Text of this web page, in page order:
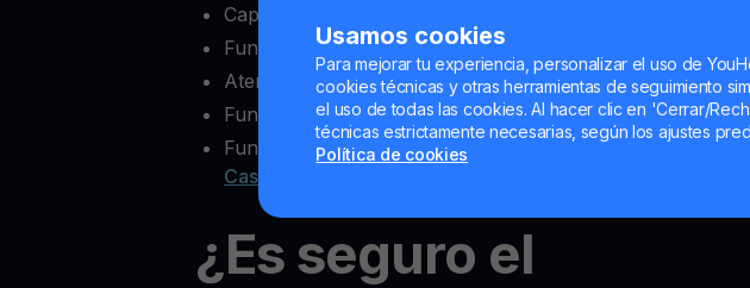
Usamos cookies
Para mejorar tu experiencia, personalizar el uso de
cookies técnicas y otras herramientas de seguimiento
el uso de todas las cookies. Al hacer clic en 'Cerrar/
técnicas estrictamente necesarias, según los ajustes
Política de cookies
Capacidad de bloquear y desbloquear retiros a voluntad
Funciones completas de intercambio de criptomonedas
Atención al cliente confiable
Funcionalidad multisig
Funciones extra comoYield Account MultiHODL und
Get
Cash
¿Es seguro el